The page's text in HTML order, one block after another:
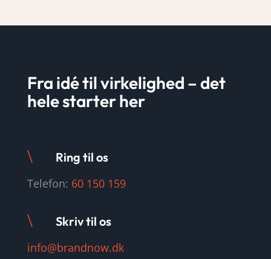
Fra idé til virkelighed – det
hele starter her
\ Ring til os
Telefon: 60 150 159
\ Skriv til os
info@brandnow.dk